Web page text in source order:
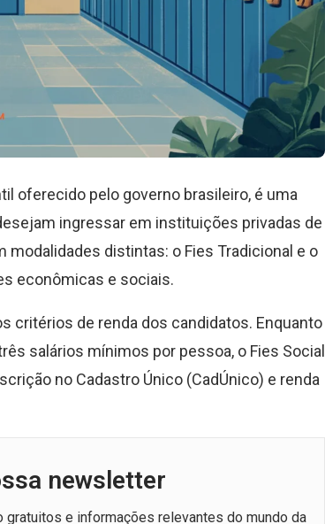
oferecido pelo governo brasileiro, é uma
ingressar em instituições privadas de
modalidades distintas: o Fies Tradicional e o
econômicas e sociais.
critérios de renda dos candidatos. Enquanto
salários mínimos por pessoa, o Fies Social
no Cadastro Único (CadÚnico) e renda
newsletter
e informações relevantes do mundo da